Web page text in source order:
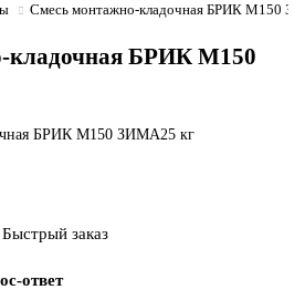
Смесь монтажно-кладочная БРИК М150
кладочная БРИК М150
Быстрый заказ
ответ